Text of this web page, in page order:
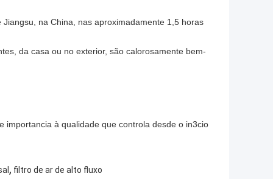
na China, nas aproximadamente 1,5 horas
da casa ou no exterior, são calorosamente bem-
importancia à qualidade que controla desde o in3cio
, filtro de ar de alto fluxo